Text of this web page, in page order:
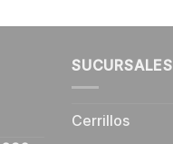
SUCURSALES
Cerrillos